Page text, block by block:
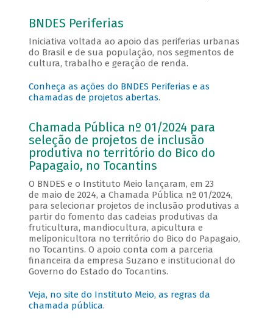
BNDES Periferias
Iniciativa voltada ao apoio das periferias urbanas
do Brasil e de sua população, nos segmentos de
cultura, trabalho e geração de renda.
Conheça as ações do BNDES Periferias e as
chamadas de projetos abertas.
Chamada Pública nº 01/2024 para
seleção de projetos de inclusão
produtiva no território do Bico do
Papagaio, no Tocantins
O BNDES e o Instituto Meio lançaram, em 23
de maio de 2024, a Chamada Pública nº 01/2024,
para selecionar projetos de inclusão produtivas a
partir do fomento das cadeias produtivas da
fruticultura, mandiocultura, apicultura e
meliponicultora no território do Bico do Papagaio,
no Tocantins. O apoio conta com a parceria
financeira da empresa Suzano e institucional do
Governo do Estado do Tocantins.
Veja, no site do Instituto Meio, as regras da
chamada pública.